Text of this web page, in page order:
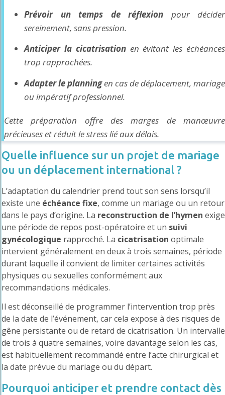
Prévoir un temps de réflexion pour décider
sereinement, sans pression.
Anticiper la cicatrisationen évitant les échéances
trop rapprochées.
Adapter le planningen cas de déplacement, mariage
ou impératif professionnel.
Cette préparation offre des marges de manœuvre
précieuses et réduit le stress lié aux délais.
Quelle influence sur un projet de mariage
ou un déplacement international ?
L’adaptation du calendrier prend tout son sens lorsqu’il
existe une échéance fixe, comme un mariage ou un retour
dans le pays d’origine. La reconstruction de l’hymen exige
une période de repos post-opératoire et un suivi
gynécologique rapproché. La cicatrisation optimale
intervient généralement en deux à trois semaines, période
durant laquelle il convient de limiter certaines activités
physiques ou sexuelles conformément aux
recommandations médicales.
Il est déconseillé de programmer l’intervention trop près
de la date de l’événement, car cela expose à des risques de
gêne persistante ou de retard de cicatrisation. Un intervalle
de trois à quatre semaines, voire davantage selon les cas,
est habituellement recommandé entre l’acte chirurgical et
la date prévue du mariage ou du départ.
Pourquoi anticiper et prendre contact dès